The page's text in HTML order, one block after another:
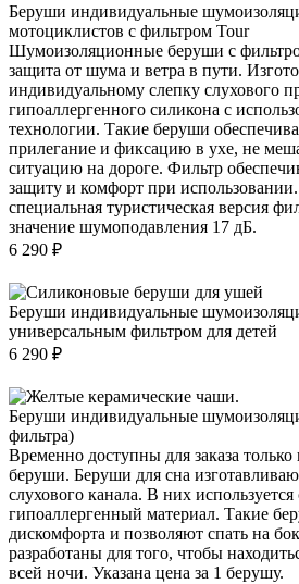
Беруши индивидуальные
мотоциклистов с фильтром Tour
Шумоизоляционные беруши с
защита от шума и ветра в пути.
индивидуальному слепку слухового
гипоаллергенного силикона с
технологии. Такие беруши
прилегание и фиксацию в ухе, не
ситуацию на дороге. Фильтр
защиту и комфорт при
специальная туристическая версия
значение шумоподавления 17 дБ.
6 290 ₽
Беруши индивидуальные
универсальным фильтром для детей
6 290 ₽
Беруши индивидуальные
фильтра)
Временно доступны для заказа
беруши. Беруши для сна
слухового канала. В них
гипоаллергенный материал. Такие
дискомфорта и позволяют спать на
разработаны для того, чтобы
всей ночи. Указана цена за 1 берушу.